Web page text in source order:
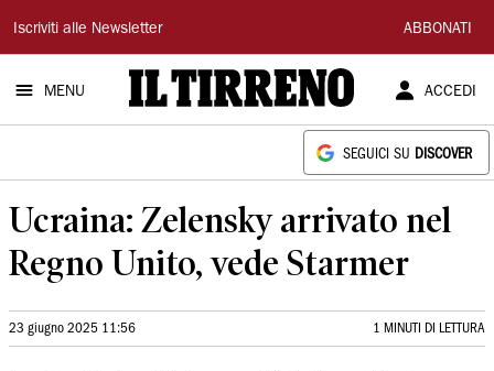
Il
Tirreno
Iscriviti alle Newsletter ABBONATI
MENU ACCEDI
SEGUICI SU DISCOVER
Ucraina: Zelensky arrivato nel
Regno Unito, vede Starmer
23 giugno 2025 11:56 1 MINUTI DI LETTURA